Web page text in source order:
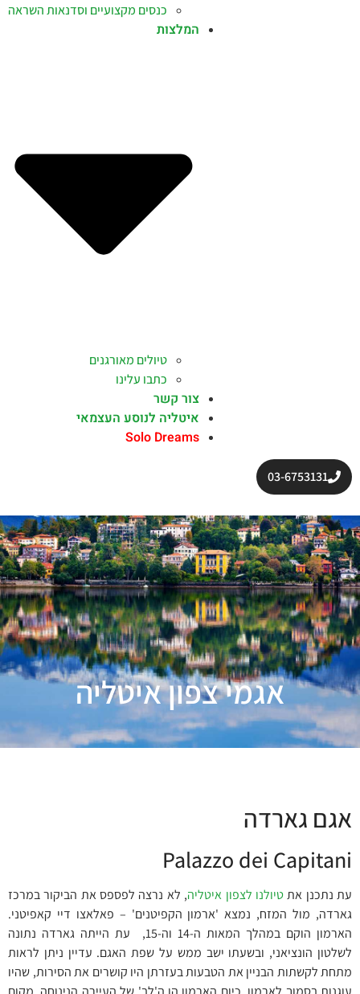
03-6753131
כנסים מקצועיים וסדנאות השראה
המלצות
טיולים מאורגנים
כתבו עלינו
צור קשר
איטליה לנוסע העצמאי
Solo Dreams
אגמי צפון איטליה
אגם גארדה
Palazzo dei Capitani
עת נתכנן אתטיולנו לצפון איטליה, לא נרצה לפספס את הביקור במרכז
גארדה, מול המזח, נמצא 'ארמון הקפיטנים' – פאלאצו דיי קאפיטני.
הארמון הוקם במהלך המאות ה-14 וה-15, עת הייתה גארדה נתונה
לשלטון הונציאני, ובשעתו ישב ממש על שפת האגם. עדיין ניתן לראות
מתחת לקשתות הבניין את הטבעות בעזרתן היו קושרים את הסירות, שהיו